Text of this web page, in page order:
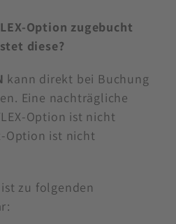
Option zugebucht
diese?
kann direkt bei Buchung
Eine nachträgliche
Option ist nicht
Option ist nicht
ist zu folgenden